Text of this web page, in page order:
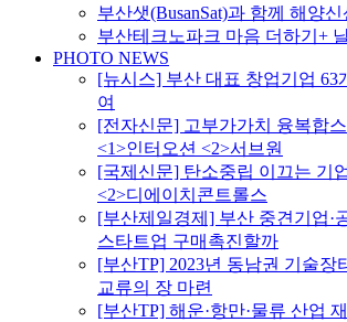
부산샛(BusanSat)과 함께 해양
부산테크노파크 마음 더하기+
PHOTO NEWS
[뉴시스] 부산 대표 창업기업 63
여
[전자신문] 고부가가치 융복합
<1>인터오션 <2>서브원
[국제신문] 탄소중립 이끄는 기
<2>디에이치콘트롤스
[부산제일경제] 부산 중견기업·
스타트업 구매촉진할까
[부산TP] 2023년 동남권 기술
교류의 장 마련
[부산TP] 해운·항만·물류 산업